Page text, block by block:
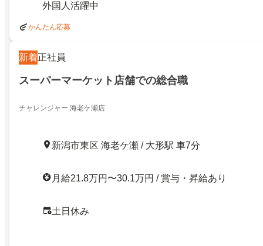
外国人活躍中
かんたん応募
新着正社員
スーパーマーケット店舗での総合職
チャレンジャー 海老ケ瀬店
新潟市東区 海老ケ瀬 / 大形駅 車7分
月給21.8万円〜30.1万円 / 賞与・昇給あり
土日休み